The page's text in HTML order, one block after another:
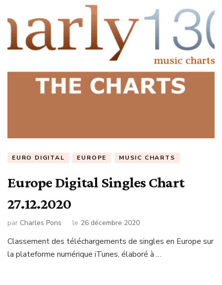
EURO DIGITAL EUROPE MUSIC CHARTS
Europe Digital Singles Chart
27.12.2020
par Charles Pons le 26 décembre 2020
Classement des téléchargements de singles en Europe sur
la plateforme numérique iTunes, élaboré à …